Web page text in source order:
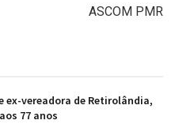
ASCOM PMR
ex-vereadora de Retirolândia,
77 anos